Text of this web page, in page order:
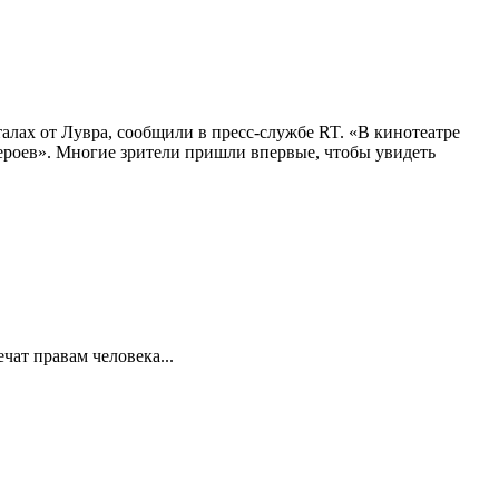
от Лувра, сообщили в пресс-службе RT. «В кинотеатре
Многие зрители пришли впервые, чтобы увидеть
правам человека...